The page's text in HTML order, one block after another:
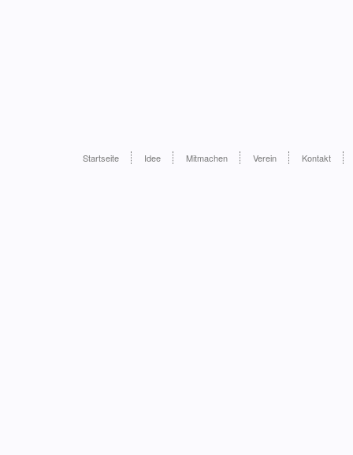
Startseite Idee Mitmachen Verein Kontakt